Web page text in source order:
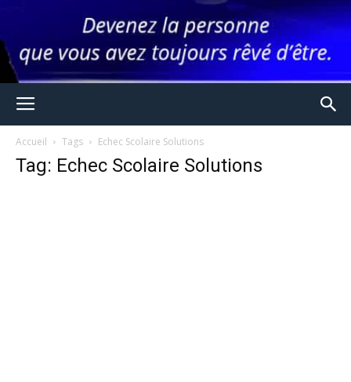
Accueil Tags Echec Scolaire Solutions
Tag: Echec Scolaire Solutions